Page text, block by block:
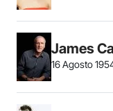
James
16 Agosto